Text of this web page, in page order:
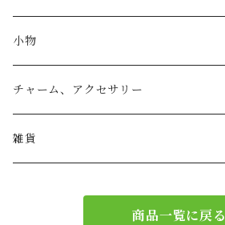
トートバッグ
リュック
ショルダー
小物
小物入れ
チャーム、アクセサリー
バッグチャーム
雑貨
商品一覧に戻る